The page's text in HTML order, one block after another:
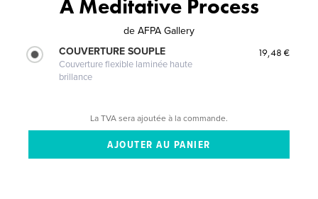
A Meditative Process
de AFPA Gallery
COUVERTURE SOUPLE
Couverture flexible laminée haute
brillance
19,48 €
La TVA sera ajoutée à la commande.